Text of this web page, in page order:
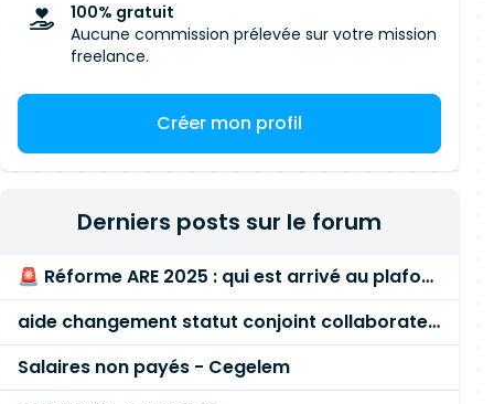
100% gratuit
Aucune commission prélevée sur votre mission
freelance.
Créer mon profil
Derniers posts sur le forum
🚨 Réforme ARE 2025 : qui est arrivé au plafond des 60 % en gardant son entreprise ?
aide changement statut conjoint collaborateur
Salaires non payés - Cegelem